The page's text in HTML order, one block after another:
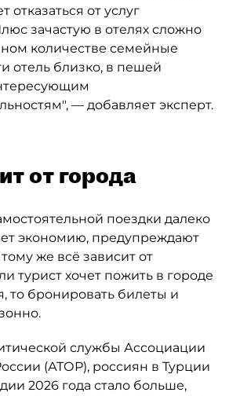
отказаться от услуг
зачастую в отелях сложно
количестве семейные
отель близко, в пешей
— добавляет эксперт.
от города
поездки далеко
экономию, предупреждают
же всё зависит от
турист хочет пожить в городе
то бронировать билеты и
службы Ассоциации
(АТОР), россиян в Турции
2026 года стало больше,